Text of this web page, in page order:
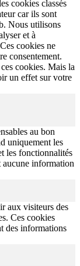
cookies classés
car ils sont
Nous utilisons
et à
cookies ne
consentement.
cookies. Mais la
un effet sur votre
au bon
uniquement les
les fonctionnalités
aucune information
aux visiteurs des
Ces cookies
des informations